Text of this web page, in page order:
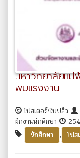
มหาวิทยาลัยแ
พบแรงงาน
โปสเตอร์/ใบปลิว
ฝึกงานนักศึกษา
นักศึกษา
, โปส